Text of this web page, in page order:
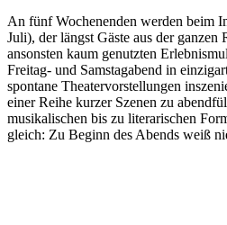
An fünf Wochenenden werden beim
Juli), der längst Gäste aus der
ansonsten kaum genutzten
Freitag- und Samstagabend in
spontane Theatervorstellungen
einer Reihe kurzer Szenen zu
musikalischen bis zu literarischen
gleich: Zu Beginn des Abends weiß